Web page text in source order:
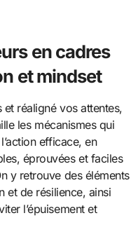
en cadres
et mindset
réaligné vos attentes,
les mécanismes qui
efficace, en
éprouvées et faciles
y retrouve des éléments
et de résilience, ainsi
l’épuisement et